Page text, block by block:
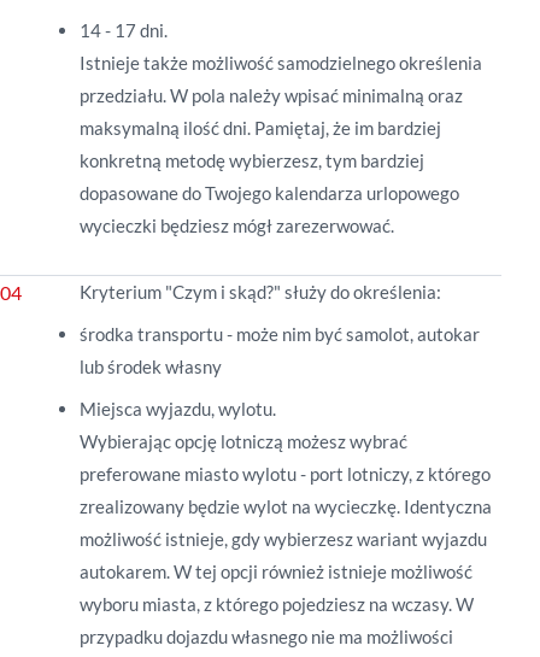
14 - 17 dni.
Istnieje także możliwość samodzielnego określenia
przedziału. W pola należy wpisać minimalną oraz
maksymalną ilość dni. Pamiętaj, że im bardziej
konkretną metodę wybierzesz, tym bardziej
dopasowane do Twojego kalendarza urlopowego
wycieczki będziesz mógł zarezerwować.
Kryterium "Czym i skąd?" służy do określenia:
środka transportu - może nim być samolot, autokar
lub środek własny
Miejsca wyjazdu, wylotu.
Wybierając opcję lotniczą możesz wybrać
preferowane miasto wylotu - port lotniczy, z którego
zrealizowany będzie wylot na wycieczkę. Identyczna
możliwość istnieje, gdy wybierzesz wariant wyjazdu
autokarem. W tej opcji również istnieje możliwość
wyboru miasta, z którego pojedziesz na wczasy. W
przypadku dojazdu własnego nie ma możliwości